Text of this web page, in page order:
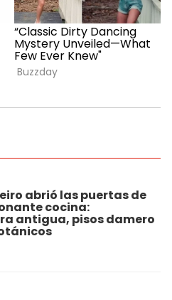
abrió las puertas de
cocina:
antigua, pisos damero